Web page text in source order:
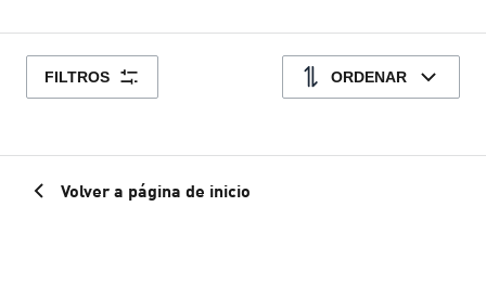
FILTROS ORDENAR
Volver a página de inicio